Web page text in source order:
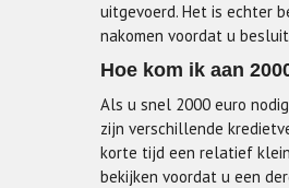
uitgevoerd. Het is echter
nakomen voordat u
Hoe kom ik aan
Als u snel 2000 euro
zijn verschillende
korte tijd een relatief
bekijken voordat u een